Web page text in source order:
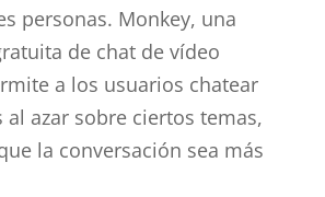
personas. Monkey, una
de chat de vídeo
a los usuarios chatear
al azar sobre ciertos temas,
la conversación sea más